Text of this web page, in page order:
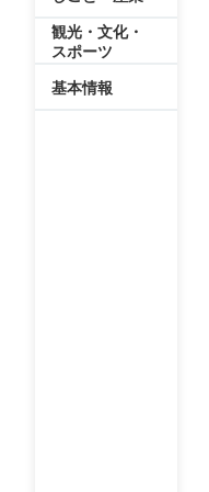
観光・文化・
スポーツ
基本情報